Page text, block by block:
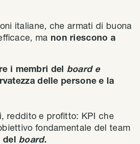
italiane, che armati di buona
ma non riescono a
i membri del board e
delle persone e la
reddito e profitto: KPI che
fondamentale del team
del board.